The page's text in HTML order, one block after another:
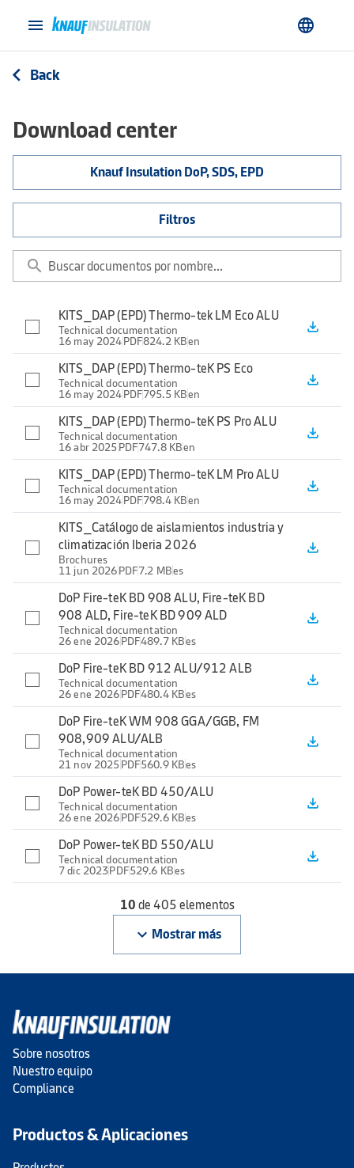
menu language
arrow_back_ios Back
Download center
Knauf Insulation DoP, SDS, EPD
Filtros
search
KITS_DAP (EPD) Thermo-tek LM Eco ALU
Technical documentation
16 may 2024PDF824.2 KBen
file_download
KITS_DAP (EPD) Thermo-teK PS Eco
Technical documentation
16 may 2024PDF795.5 KBen
file_download
KITS_DAP (EPD) Thermo-teK PS Pro ALU
Technical documentation
16 abr 2025 PDF747.8 KBen
file_download
KITS_DAP (EPD) Thermo-teK LM Pro ALU
Technical documentation
16 may 2024PDF798.4 KBen
file_download
KITS_Catálogo de aislamientos industria y
climatización Iberia 2026
Brochures
11 jun 2026PDF7.2 MBes
file_download
DoP Fire-teK BD 908 ALU, Fire-teK BD
908 ALD, Fire-teK BD 909 ALD
Technical documentation
26 ene 2026PDF489.7 KBes
file_download
DoP Fire-teK BD 912 ALU/912 ALB
Technical documentation
26 ene 2026PDF480.4 KBes
file_download
DoP Fire-teK WM 908 GGA/GGB, FM
908,909 ALU/ALB
Technical documentation
21 nov 2025 PDF560.9 KBes
file_download
DoP Power-teK BD 450/ALU
Technical documentation
26 ene 2026PDF529.6 KBes
file_download
DoP Power-teK BD 550/ALU
Technical documentation
7 dic 2023PDF529.6 KBes
file_download
10de 405 elementos
keyboard_arrow_down Mostrar más
Sobre nosotros
Nuestro equipo
Compliance
Productos & Aplicaciones